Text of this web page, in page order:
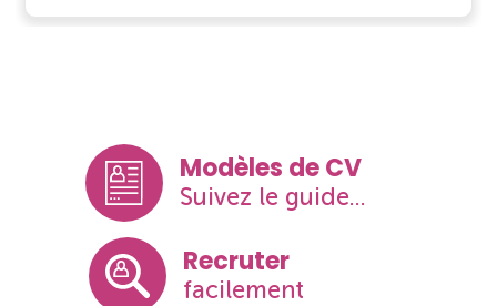
Modèles de CV
Suivez le guide...
Recruter
facilement